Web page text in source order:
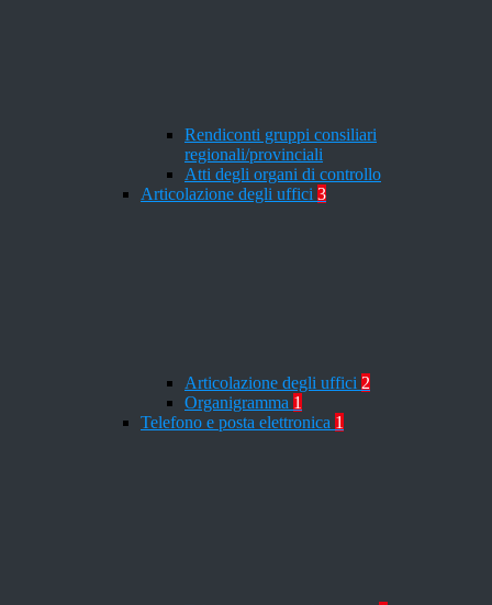
Rendiconti gruppi consiliari
regionali/provinciali
Atti degli organi di controllo
Articolazione degli uffici 3
Articolazione degli uffici 2
Organigramma 1
Telefono e posta elettronica 1